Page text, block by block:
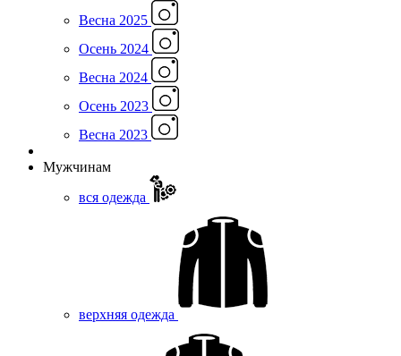
Весна 2025
Осень 2024
Весна 2024
Осень 2023
Весна 2023
Мужчинам
вся одежда
верхняя одежда